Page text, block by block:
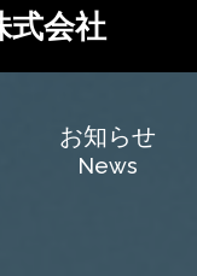
式会社
お知らせ
News